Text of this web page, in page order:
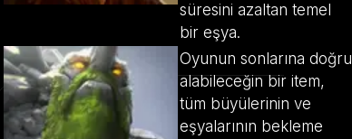
süresini azaltan temel
bir eşya.
Oyunun sonlarına doğru
alabileceğin bir item,
tüm büyülerinin ve
eşyalarının bekleme